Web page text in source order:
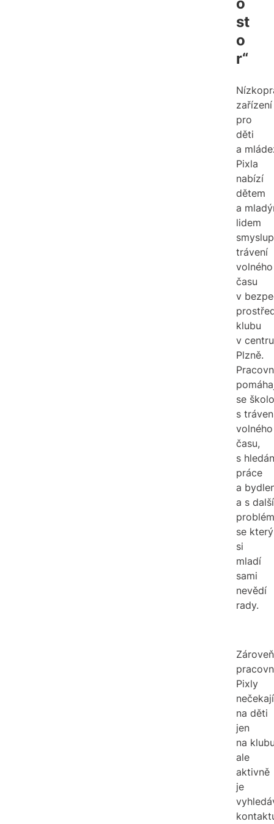
st
o
r“
zařízení
pro
děti
a
Pixla
nabízí
dětem
a
lidem
trávení
volného
času
v
klubu
v centru
Plzně.
se
s
volného
času,
s
práce
a
a s
se
si
mladí
sami
nevědí
rady.
Zároveň
Pixly
nečekají
na děti
jen
na
ale
aktivně
je